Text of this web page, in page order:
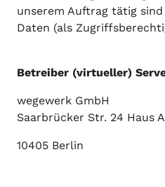
unserem Auftrag tätig
Daten (als
Betreiber (virtueller)
wegewerk GmbH
Saarbrücker Str. 24 Haus A
10405 Berlin